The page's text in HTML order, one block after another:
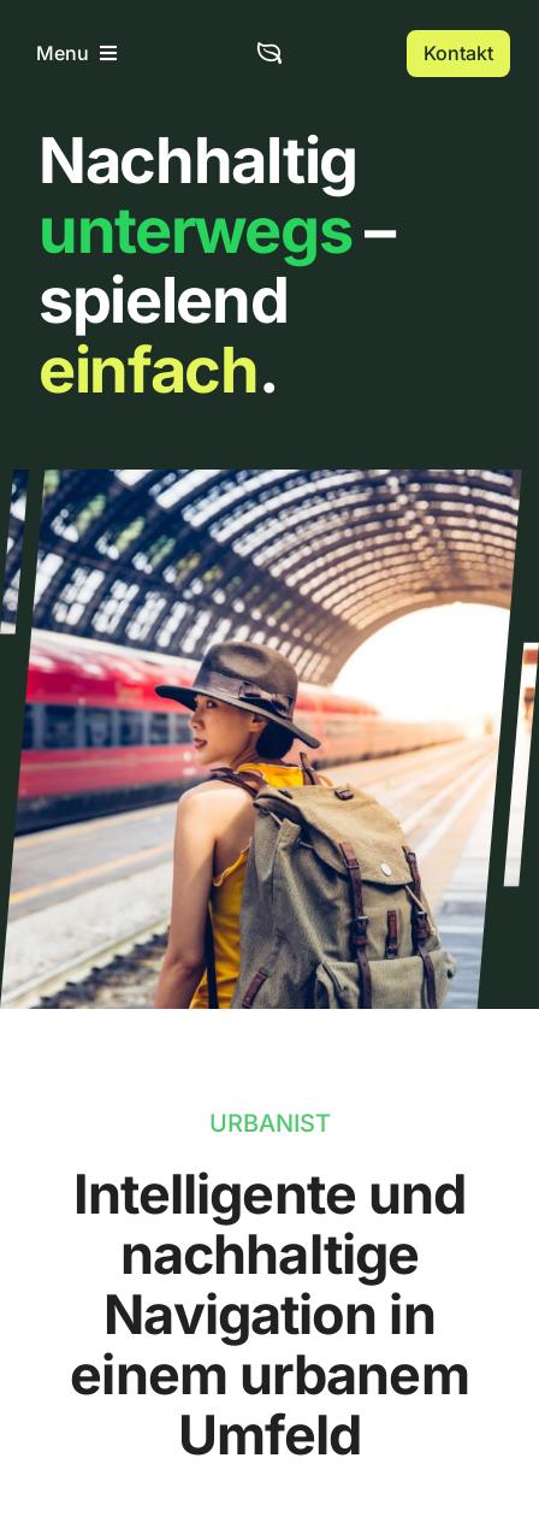
InhaltMenu
Home
Über uns
Urbanlist
Kontakt
Nachhaltig
unterwegs–
spielend
einfach.
URBANIST
Intelligente und
nachhaltige
Navigation in
einem urbanem
Umfeld